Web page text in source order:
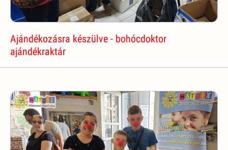
Ajándékozásra készülve - bohócdoktor
ajándékraktár